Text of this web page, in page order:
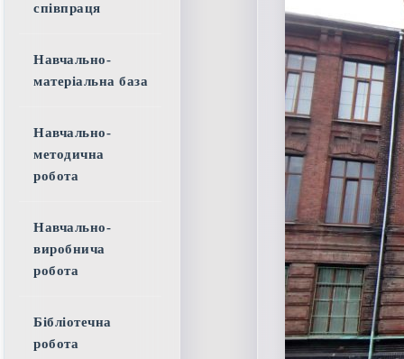
співпраця
Навчально-
матеріальна база
Навчально-
методична
робота
Навчально-
виробнича
робота
Бібліотечна
робота